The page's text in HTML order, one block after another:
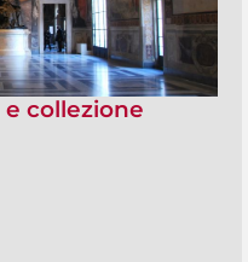
collezione